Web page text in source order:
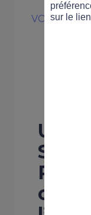
VOITURE
Une
sur le